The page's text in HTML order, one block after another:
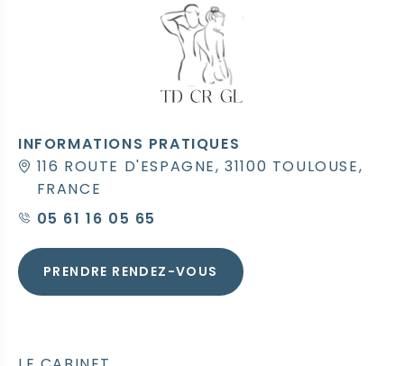
INFORMATIONS PRATIQUES
116 ROUTE D'ESPAGNE, 31100 TOULOUSE,
FRANCE
05 61 16 05 65
PRENDRE RENDEZ-VOUS